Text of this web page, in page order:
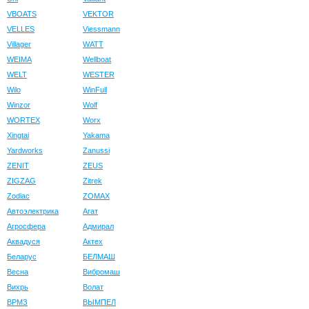
VBOATS
VEKTOR
VELLES
Viessmann
Villager
WATT
WEIMA
Wellboat
WELT
WESTER
Wilo
WinFull
Winzor
Wolf
WORTEX
Worx
Xingtai
Yakama
Yardworks
Zanussi
ZENIT
ZEUS
ZIGZAG
Zitrek
Zodiac
ZOMAX
Автоэлектрика
Агат
Агросфера
Адмирал
Аквадуся
Актех
Беларус
БЕЛМАШ
Весна
Вибромаш
Вихрь
Волат
ВРМЗ
ВЫМПЕЛ